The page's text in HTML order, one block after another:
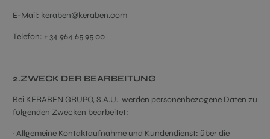
E-Mail: keraben@keraben.com
Telefon: + 34 964 65 95 00
2.ZWECK DER BEARBEITUNG
Bei KERABEN GRUPO, S.A.U. werden personenbezogene Daten zu
folgenden Zwecken bearbeitet:
· Allgemeine Kontaktaufnahme und Kundendienst: über die